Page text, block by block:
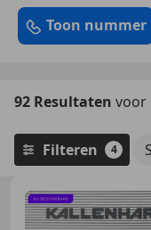
Toon nummer
92 Resultaten voor
Filteren 4